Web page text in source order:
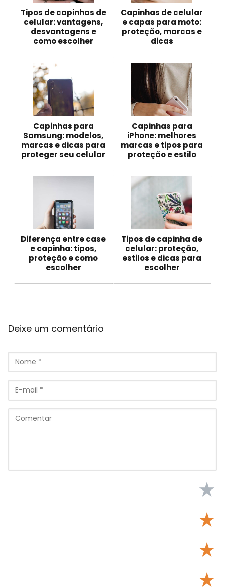
Tipos de capinhas de
celular: vantagens,
desvantagens e
como escolher
Capinhas de celular
e capas para moto:
proteção, marcas e
dicas
Capinhas para
Samsung: modelos,
marcas e dicas para
proteger seu celular
Capinhas para
iPhone: melhores
marcas e tipos para
proteção e estilo
Diferença entre case
e capinha: tipos,
proteção e como
escolher
Tipos de capinha de
celular: proteção,
estilos e dicas para
escolher
Deixe um comentário
★
★
★
★